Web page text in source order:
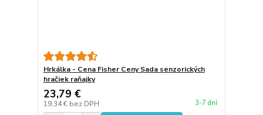
Hrkálka - Cena Fisher Ceny Sada senzorických
hračiek raňajky
23,79 €
19,34 € bez DPH 3-7 dní